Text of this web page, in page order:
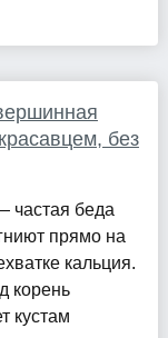
без
частая беда
прямо на
кальция.
корень
кустам